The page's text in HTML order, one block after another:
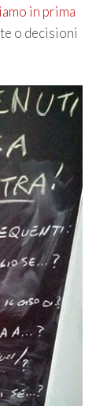
in prima
o decisioni